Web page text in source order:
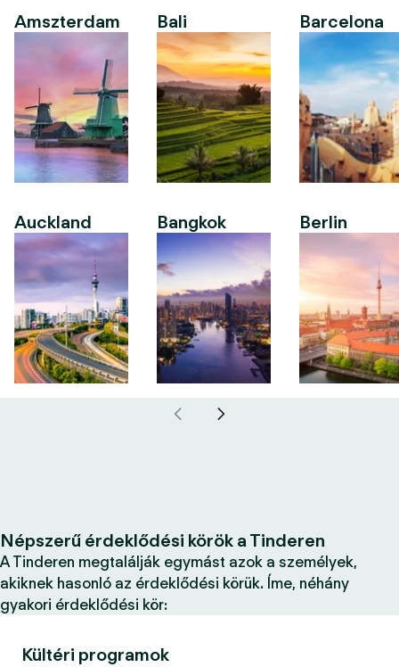
Amszterdam
Auckland
Bali
Bangkok
Barcelona
Berlin
Népszerű érdeklődési körök a Tinderen
A Tinderen megtalálják egymást azok a személyek,
akiknek hasonló az érdeklődési körük. Íme, néhány
gyakori érdeklődési kör:
Kültéri programok